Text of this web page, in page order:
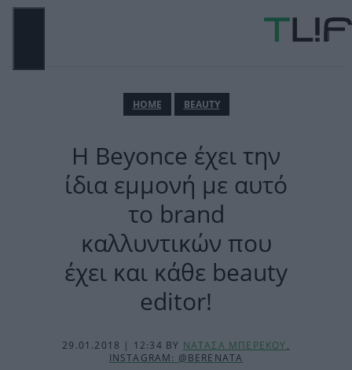
Μετάβαση
ΗΟΜΕ BEAUTY
Η Beyonce έχει την
ίδια εμμονή με αυτό
το brand
καλλυντικών που
έχει και κάθε beauty
editor!
29.01.2018 | 12:34 BY ΝΑΤΑΣΑ ΜΠΕΡΕΚΟΥ,
INSTAGRAM: @BERENATA